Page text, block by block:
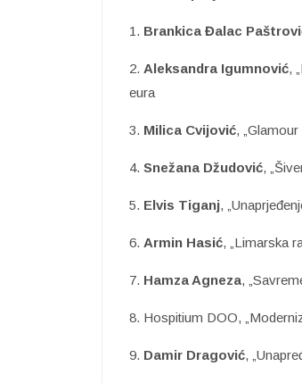
1. Brankica Đalac
2. Aleksandra Igumnović,
eura
3. Milica Cvijović,
4. Snežana Džudović,
5. Elvis Tiganj,
6. Armin Hasić, „Limarska
7. Hamza Agneza,
8. Hospitium DOO,
9. Damir Dragović,